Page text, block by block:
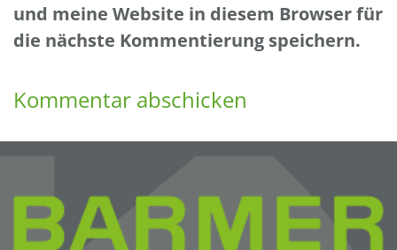
und meine Website in diesem Browser für
die nächste Kommentierung speichern.